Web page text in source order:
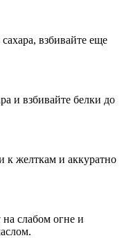
сахара, взбивайте еще
и взбивайте белки до
к желткам и аккуратно
слабом огне и